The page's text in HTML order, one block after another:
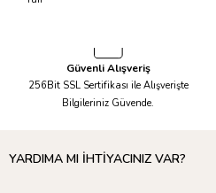
Güvenli Alışveriş
256Bit SSL Sertifikası ile Alışverişte
Bilgileriniz Güvende.
YARDIMA MI İHTİYACINIZ VAR?